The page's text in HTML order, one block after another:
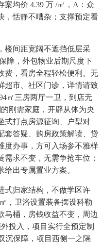
案均价 4.39 万 /㎡，A：众
，恬静不嘈杂；支撑预定看
间距宽阔不遮挡低层采
障，外包物业后期尺度下
费，看房全程轻松便利。无
超市、社区门诊，详情请致
㎡三房两厅一卫，到店无
刚需家庭，开辟从体为央
式打点房源征询、户型对
套答疑、购房政策解读、贷
度办事，方可入场参不雅样
求不变，无需争抢车位；
出专属置业方案。
归家结构，不做学区许
，卫浴设置装备摆设科勒
马桶，房钱收益不变，周边
投入，项目实行全预定制
沉保障，项目西侧一之隔